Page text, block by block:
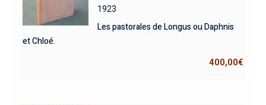
1923
Les pastorales de Longus ou Daphnis
et Chloé.
400,00€